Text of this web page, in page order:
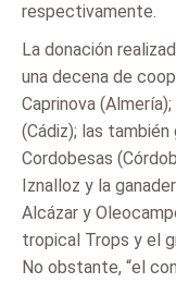
respectivamente.
La donación
una decena de
Caprinova
(Cádiz); las también
Cordobesas
Iznalloz y la
Alcázar y
tropical Trops y el
No obstante, “el